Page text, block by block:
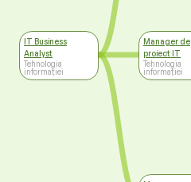
IT Business
Analyst
Tehnologia
informației
Manager de
proiect IT
Tehnologia
informației